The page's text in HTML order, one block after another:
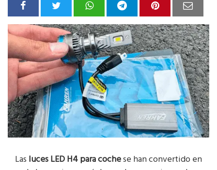
Las luces LED H4 para cochese han convertido en